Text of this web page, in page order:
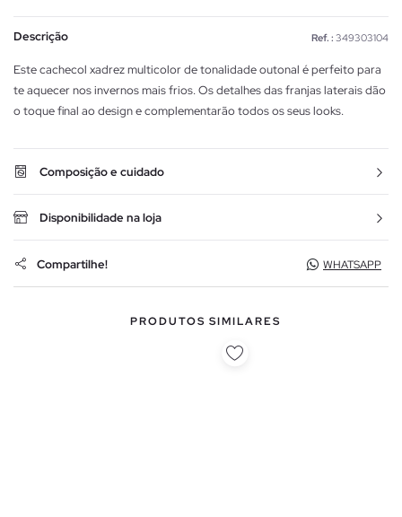
Descrição Ref. : 349303104
Este cachecol xadrez multicolor de tonalidade outonal é perfeito para
te aquecer nos invernos mais frios. Os detalhes das franjas laterais dão
o toque final ao design e complementarão todos os seus looks.
Composição e cuidado
Disponibilidade na loja
Compartilhe! WHATSAPP
PRODUTOS SIMILARES